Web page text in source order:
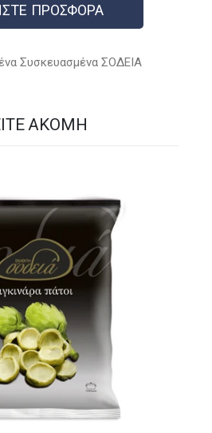
ΠΡΟΣΦΟΡΑ
Συσκευασμένα ΣΟΔΕΙΑ
ΑΚΌΜΗ